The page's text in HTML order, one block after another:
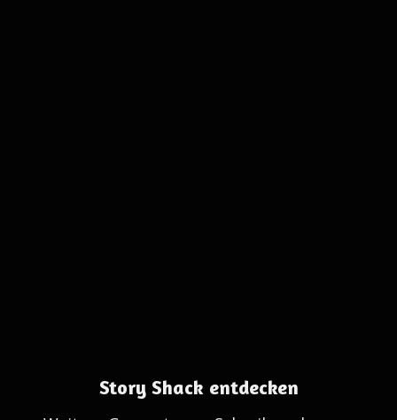
Story Shack entdecken